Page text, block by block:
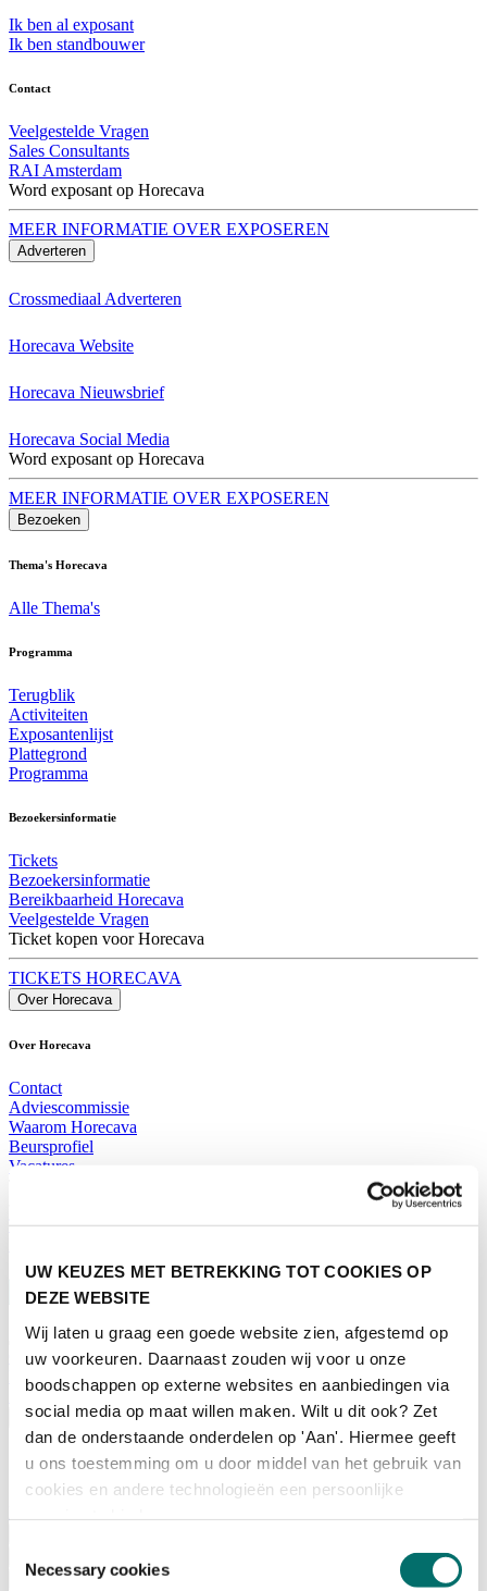
UW KEUZES MET BETREKKING TOT COOKIES OP
DEZE WEBSITE
Wij laten u graag een goede website zien, afgestemd op
uw voorkeuren. Daarnaast zouden wij voor u onze
boodschappen op externe websites en aanbiedingen via
social media op maat willen maken. Wilt u dit ook? Zet
dan de onderstaande onderdelen op 'Aan'. Hiermee geeft
u ons toestemming om u door middel van het gebruik van
cookies en andere technologieën een persoonlijke
Necessary cookies
Ik ben al exposant
Ik ben standbouwer
Contact
Veelgestelde Vragen
Sales Consultants
RAI Amsterdam
Word exposant op Horecava
MEER INFORMATIE OVER EXPOSEREN
Adverteren
Crossmediaal Adverteren
Horecava Website
Horecava Nieuwsbrief
Horecava Social Media
Word exposant op Horecava
MEER INFORMATIE OVER EXPOSEREN
Bezoeken
Thema's Horecava
Alle Thema's
Programma
Terugblik
Activiteiten
Exposantenlijst
Plattegrond
Programma
Bezoekersinformatie
Tickets
Bezoekersinformatie
Bereikbaarheid Horecava
Veelgestelde Vragen
Ticket kopen voor Horecava
TICKETS HORECAVA
Over Horecava
Over Horecava
Contact
Adviescommissie
Waarom Horecava
Beursprofiel
Vacatures
TICKETS HORECAVA
Contact
Perskamer
Zoeken
Nederlands
English
Nederlands
Adverteren